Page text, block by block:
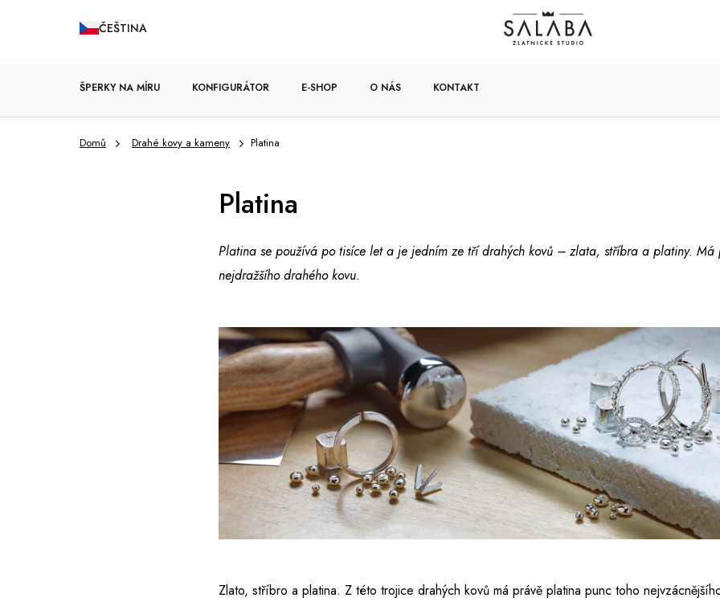
ČEŠTINA
ŠPERKY NA MÍRU KONFIGURÁTOR E-SHOP
ZÁSNUBNÍ PRSTENY
O NÁS KONTAKT
Domů Drahé kovy a kameny Platina
Platina
Platina se používá po tisíce let a je jedním ze tří drahých kovů – zlata, stříbra a platiny. Má
nejdražšího drahého kovu.
Zlato, stříbro a platina. Z této trojice drahých kovů má právě platina punc toho